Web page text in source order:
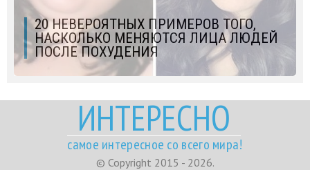
20 НЕВЕРОЯТНЫХ ПРИМЕРОВ ТОГО,
НАСКОЛЬКО МЕНЯЮТСЯ ЛИЦА ЛЮДЕЙ
ПОСЛЕ ПОХУДЕНИЯ
ИНТЕРЕСНО
самое интересное со всего мира!
© Copyright 2015 - 2026.